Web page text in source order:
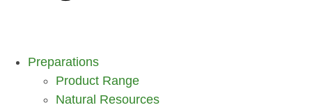
Preparations
Product Range
Natural Resources